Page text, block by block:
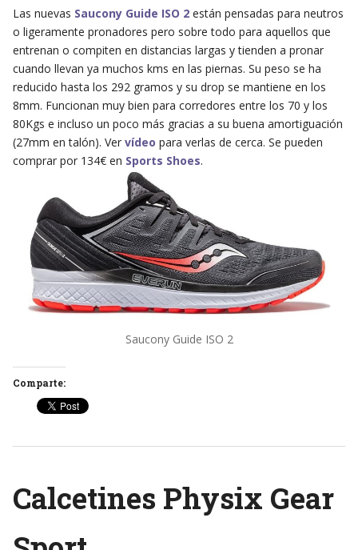
Las nuevas Saucony Guide ISO 2están pensadas para neutros
o ligeramente pronadores pero sobre todo para aquellos que
entrenan o compiten en distancias largas y tienden a pronar
cuando llevan ya muchos kms en las piernas. Su peso se ha
reducido hasta los 292 gramos y su drop se mantiene en los
8mm. Funcionan muy bien para corredores entre los 70 y los
80Kgs e incluso un poco más gracias a su buena amortiguación
(27mm en talón). Ver vídeo para verlas de cerca. Se pueden
comprar por 134€ en Sports Shoes.
Saucony Guide ISO 2
Comparte:
Calcetines Physix Gear